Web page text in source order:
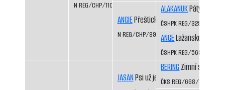
N REG/CHP/1109/99/01
ANGIEPřeštická luka
N REG/CHP/894/95/96
JASANPsi už jedou
ALAKANUKPátý dráp CS
ČSHPK REG/329/88/91
ANGELažanské údolí CS
ČSHPK REG/568/91/95
BERINGZimní sen CS
ČKS REG/668/92/94